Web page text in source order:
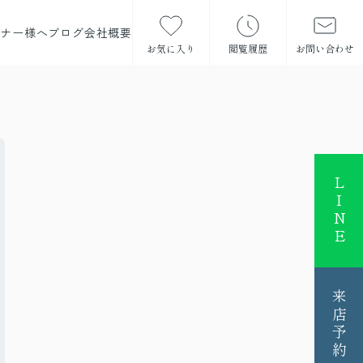
ー様へブログ会社概要
お気に入り 閲覧履歴 お問い合わせ
LINE
来店予約